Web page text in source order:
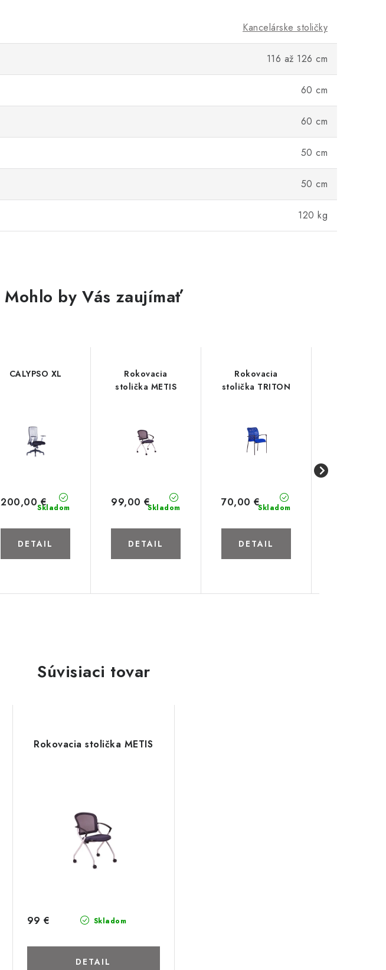
Kancelárske stoličky
116 až 126 cm
60 cm
60 cm
50 cm
50 cm
120 kg
Mohlo by Vás zaujímať
CALYPSO XL
Skladom
200,00 €
DETAIL
Rokovacia
stolička METIS
Skladom
99,00 €
DETAIL
Rokovacia
stolička TRITON
Skladom
70,00 €
DETAIL
Súvisiaci tovar
Rokovacia stolička METIS
Skladom
99 €
DETAIL